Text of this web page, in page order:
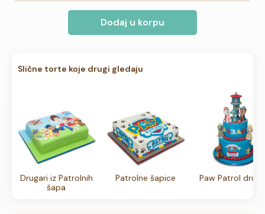
Dodaj u korpu
Slične torte koje drugi gledaju
Drugari iz Patrolnih
šapa
Patrolne šapice Paw Patrol